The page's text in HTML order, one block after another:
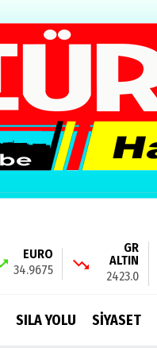
EURO
34.9675
GR
ALTIN
2423.0
SILA YOLU SİYASET